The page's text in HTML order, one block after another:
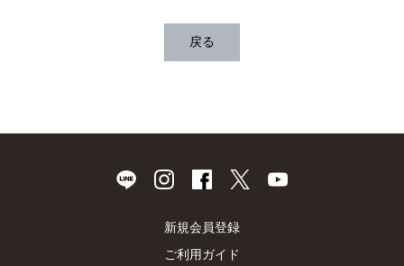
戻る
新規会員登録
ご利用ガイド